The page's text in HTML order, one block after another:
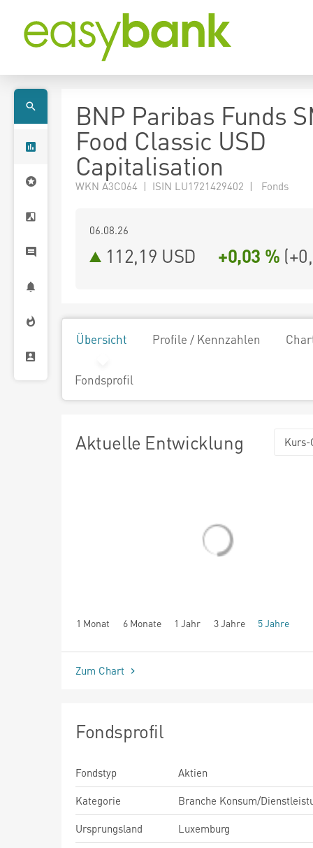
BNP Paribas Funds
Food Classic USD
Capitalisation
WKN A3C064 | ISIN LU1721429402 | Fonds
06.08.26
112,19 USD +0,03 % (
Übersicht Profile / Kennzahlen
Fondsprofil
Aktuelle Entwicklung Kurs-
1 Monat 6 Monate 1 Jahr 3 Jahre 5 Jahre
seit Beginn
Zum Chart
Fondsprofil
Fondstyp
Aktien
Kategorie
Branche Konsum/
Ursprungsland
Luxemburg